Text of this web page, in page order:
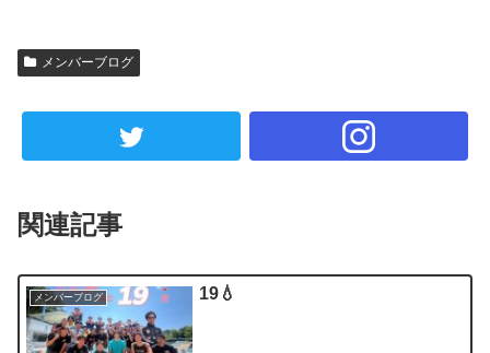
メンバーブログ
関連記事
メンバーブログ 19💧